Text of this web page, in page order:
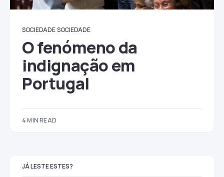
SOCIEDADE SOCIEDADE
O fenómeno da
indignação em
Portugal
4 MIN READ
JÁ LESTE ESTES?